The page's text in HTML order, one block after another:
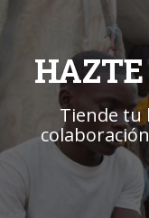
Tiende tu